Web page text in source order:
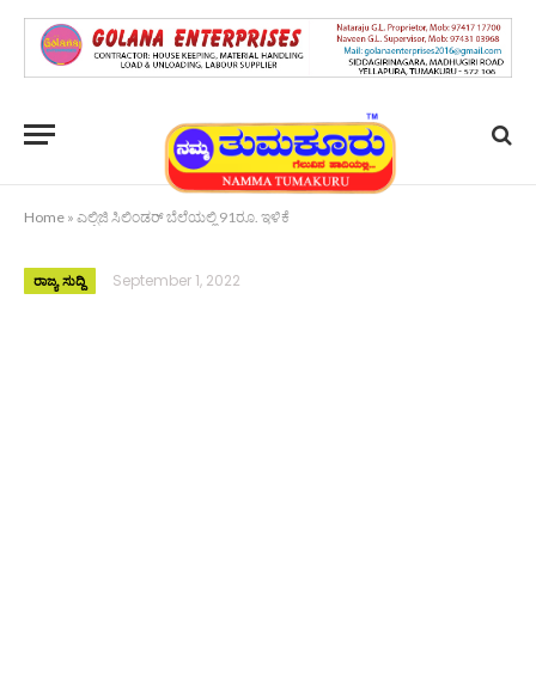
Home » ಎಲ್ಪಿಜಿ ಸಿಲಿಂಡರ್ ಬೆಲೆಯಲ್ಲಿ 91ರೂ. ಇಳಿಕೆ
ರಾಜ್ಯ ಸುದ್ದಿ September 1, 2022